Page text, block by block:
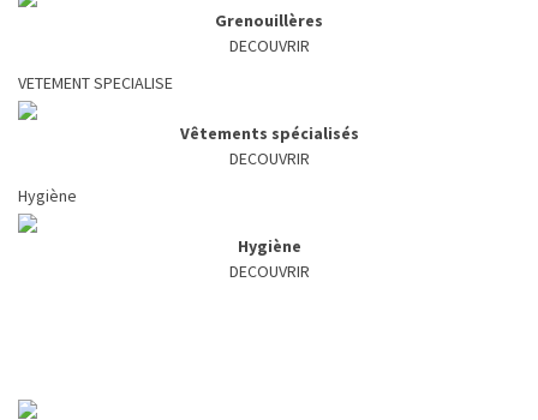
Grenouillères
DECOUVRIR
VETEMENT SPECIALISE
Vêtements spécialisés
DECOUVRIR
Hygiène
Hygiène
DECOUVRIR